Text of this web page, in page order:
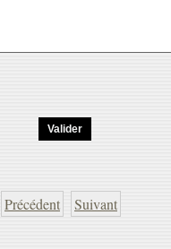
Précédent Suivant